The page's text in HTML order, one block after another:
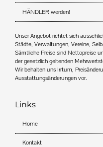
HÄNDLER werden!
Unser Angebot richtet sich
Städte, Verwaltungen, Vereine,
Sämtliche Preise sind Nettopreise
der gesetzlich geltenden
Wir behalten uns Irrtum,
Ausstattungsänderungen vor.
Links
Home
Kontakt